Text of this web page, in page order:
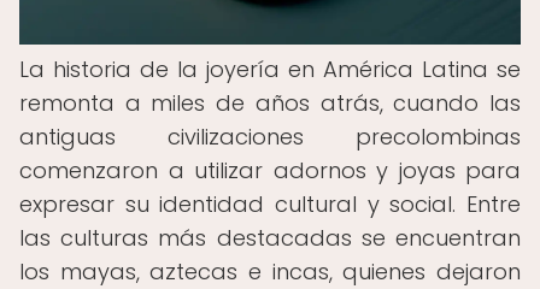
La historia de la joyería en América Latina se
remonta a miles de años atrás, cuando las
antiguas civilizaciones precolombinas
comenzaron a utilizar adornos y joyas para
expresar su identidad cultural y social. Entre
las culturas más destacadas se encuentran
los mayas, aztecas e incas, quienes dejaron